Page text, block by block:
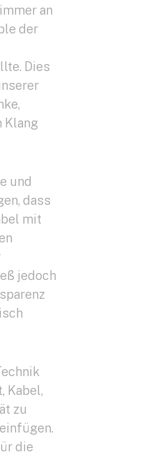
an
der
Dies
Klang
und
dass
mit
jedoch
Kabel,
zu
die